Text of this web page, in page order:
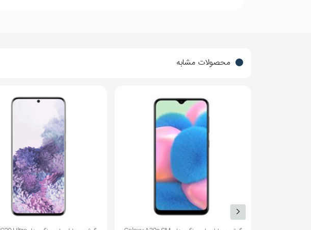
فناوری صفحه
AMOLED
صفحه نمایش
اندازه 6.76 اینچ
محصولات مشابه